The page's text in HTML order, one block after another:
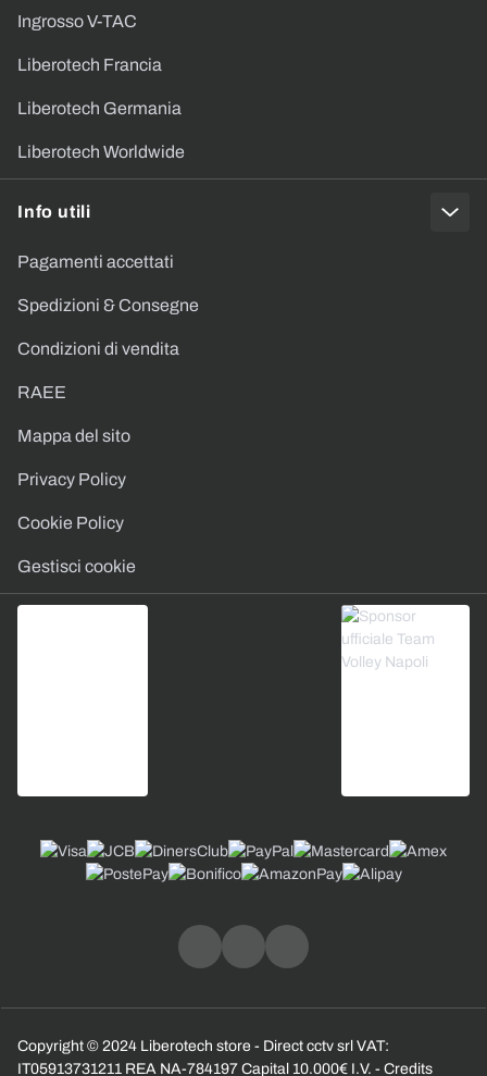
Ingrosso V-TAC
Liberotech Francia
Liberotech Germania
Liberotech Worldwide
Info utili
Pagamenti accettati
Spedizioni & Consegne
Condizioni di vendita
RAEE
Mappa del sito
Privacy Policy
Cookie Policy
Gestisci cookie
Copyright © 2024 Liberotech store - Direct cctv srl VAT:
IT05913731211 REA NA-784197 Capital 10.000€ I.V. - Credits